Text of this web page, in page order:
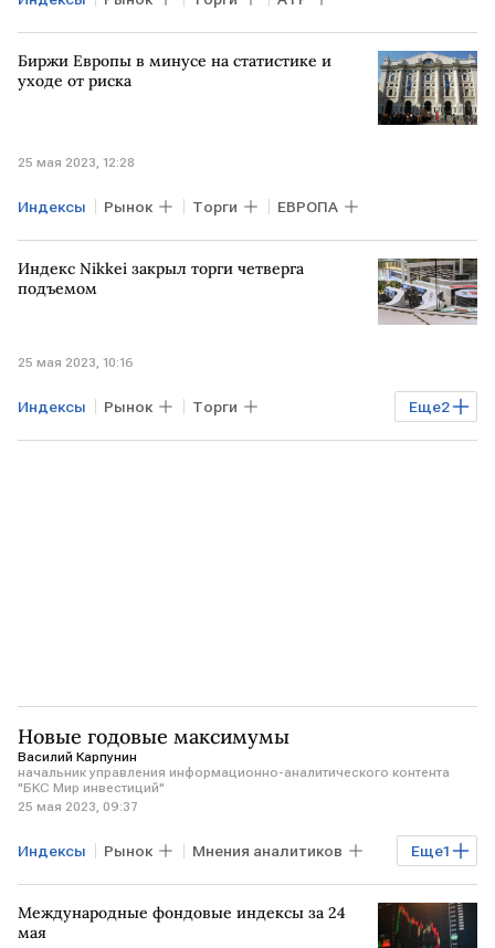
Биржи Европы в минусе на статистике и
уходе от риска
25 мая 2023, 12:28
Индексы Рынок Торги ЕВРОПА
Индекс Nikkei закрыл торги четверга
подъемом
25 мая 2023, 10:16
Еще2
Индексы Рынок Торги
индекс Nikkei ЯПОНИЯ
Новые годовые максимумы
Василий Карпунин
начальник управления информационно-аналитического контента
"БКС Мир инвестиций"
25 мая 2023, 09:37
Еще1
Индексы Рынок Мнения аналитиков
Торги
Международные фондовые индексы за 24
мая